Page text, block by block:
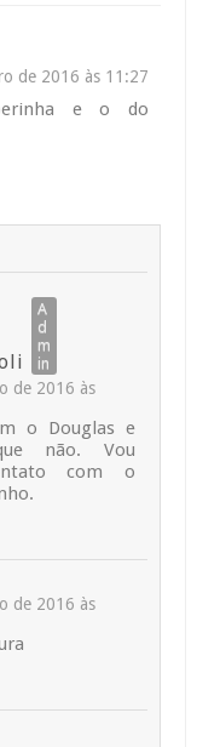
de 2016 às 11:27
e o do
de 2016 às
o Douglas e
não. Vou
com o
de 2016 às